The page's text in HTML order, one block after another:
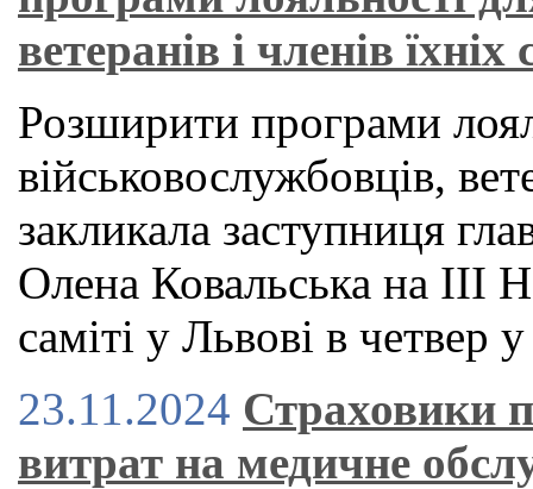
ветеранів і членів
Розширити програми
військовослужбовців,
закликала заступниця
Олена Ковальська на ІІІ
саміті у Львові в четвер
23.11.2024 Страховики
витрат на медичне